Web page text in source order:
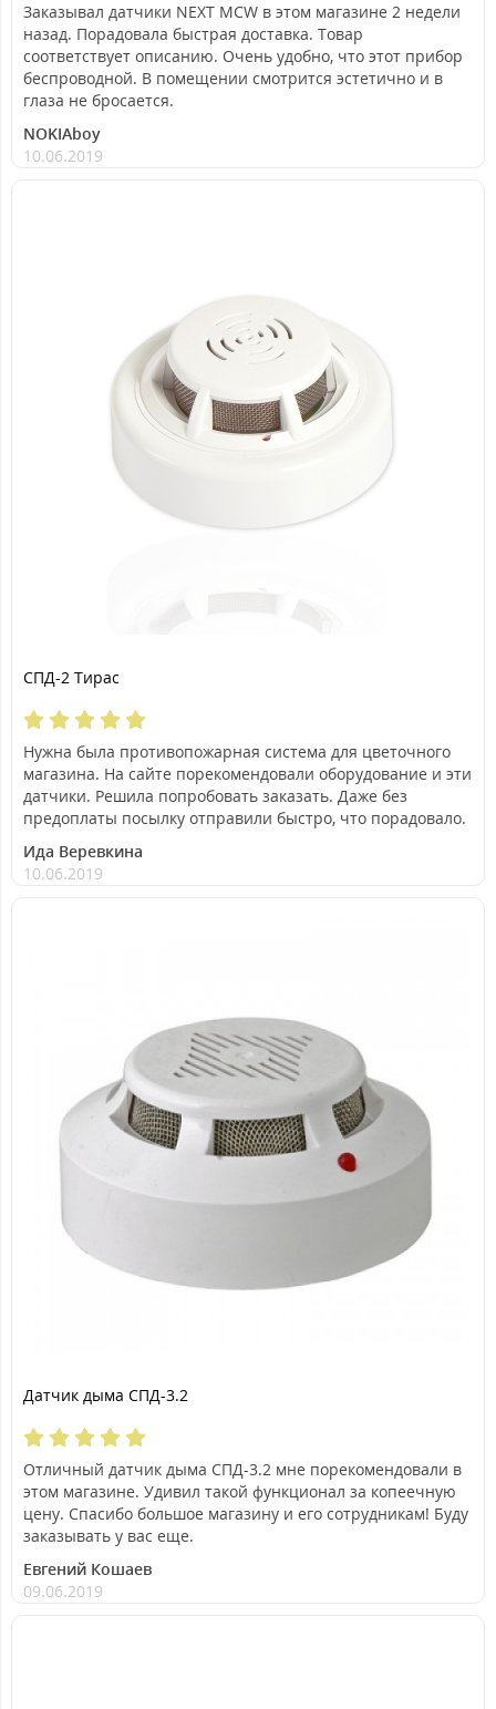
Заказывал датчики NEXT MCW в этом магазине 2 недели
назад. Порадовала быстрая доставка. Товар
соответствует описанию. Очень удобно, что этот прибор
беспроводной. В помещении смотрится эстетично и в
глаза не бросается.
NOKIAboy
10.06.2019
СПД-2 Тирас
Нужна была противопожарная система для цветочного
магазина. На сайте порекомендовали оборудование и эти
датчики. Решила попробовать заказать. Даже без
предоплаты посылку отправили быстро, что порадовало.
Ида Веревкина
10.06.2019
Датчик дыма СПД-3.2
Отличный датчик дыма СПД-3.2 мне порекомендовали в
этом магазине. Удивил такой функционал за копеечную
цену. Спасибо большое магазину и его сотрудникам! Буду
заказывать у вас еще.
Евгений Кошаев
09.06.2019